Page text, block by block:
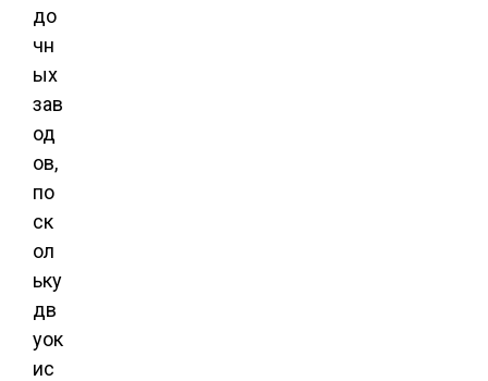
до
чн
ых
зав
од
ов,
по
ск
ол
ьку
дв
уок
ис